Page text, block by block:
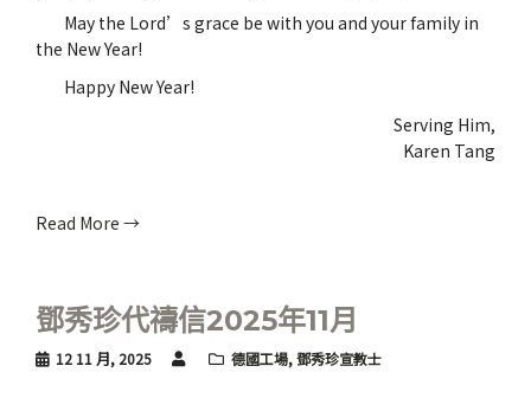
May the Lord’s grace be with you and your family in
the New Year!
Happy New Year!
Serving Him,
Karen Tang
Read More →
鄧秀珍代禱信2025年11月
12 11 月, 2025 德國工場,鄧秀珍宣教士